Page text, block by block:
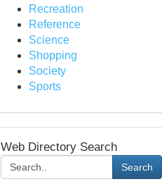
Recreation
Reference
Science
Shopping
Society
Sports
Web Directory Search
Search